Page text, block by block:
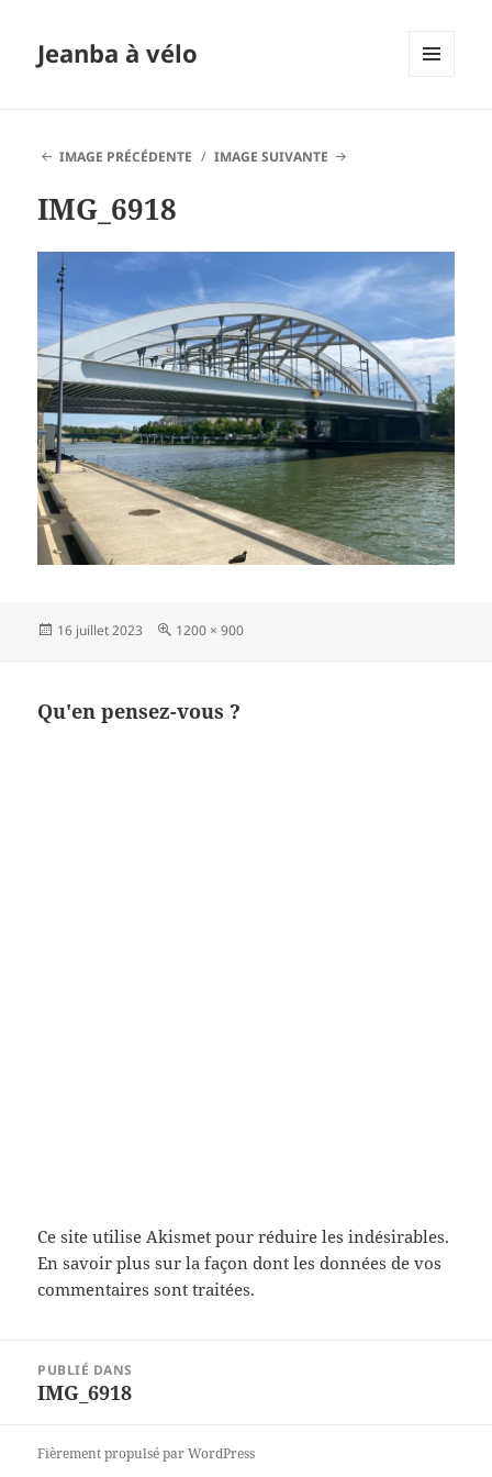
Jeanba à vélo
IMAGE PRÉCÉDENTE
IMAGE SUIVANTE
IMG_6918
Publié
16 juillet 2023
Taille
1200 × 900
Qu'en pensez-vous ?
Ce site utilise Akismet pour réduire les indésirables.
En savoir plus sur la façon dont les données de vos
commentaires sont traitées.
l’article
PUBLIÉ DANS
IMG_6918
Fièrement propulsé par WordPress